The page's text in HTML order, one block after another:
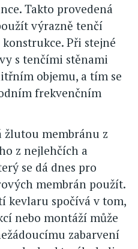
Takto provedená
výrazně tenčí
Při stejné
s tenčími stěnami
objemu, a tím se
frekvenčním
žlutou membránu z
z nejlehčích a
se dá dnes pro
membrán použít.
kevlaru spočívá v tom,
nebo montáží může
zabarvení